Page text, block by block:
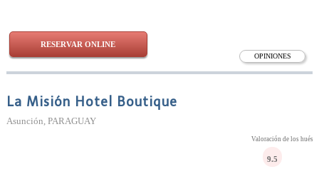
OPINIONES
RESERVAR ONLINE
La Misión Hotel Boutique
Asunción, PARAGUAY
Valoración de los
9.5